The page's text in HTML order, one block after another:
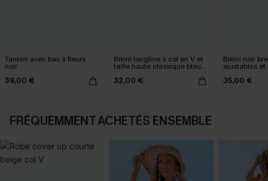
Tankini avec bas à fleurs
noir
39,00 €
Bikini longline à col en V et
taille haute classique bleu
32,00 €
Bikini noir
ajustables et
classique
35,00 €
FRÉQUEMMENT ACHETÉS ENSEMBLE